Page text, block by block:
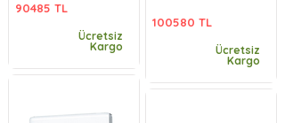
90485 TL
Ücretsiz
Kargo
100580 TL
Ücretsiz
Kargo